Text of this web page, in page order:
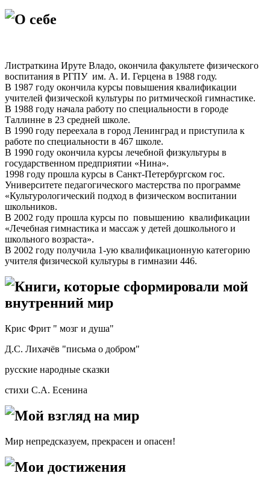
О себе
Листраткина Ируте Владо, окончила факультете физического
воспитания в РГПУ им. А. И. Герцена в 1988 году.
В 1987 году окончила курсы повышения квалификации
учителей физической культуры по ритмической гимнастике.
В 1988 году начала работу по специальности в городе
Таллинне в 23 средней школе.
В 1990 году переехала в город Ленинград и приступила к
работе по специальности в 467 школе.
В 1990 году окончила курсы лечебной физкультуры в
государственном предприятии «Нина».
1998 году прошла курсы в Санкт-Петербургском гос.
Университете педагогического мастерства по программе
«Культурологический подход в физическом воспитании
школьников.
В 2002 году прошла курсы по повышению квалификации
«Лечебная гимнастика и массаж у детей дошкольного и
школьного возраста».
В 2002 году получила 1-ую квалификационную категорию
учителя физической культуры в гимназии 446.
Книги, которые сформировали мой
внутренний мир
Крис Фрит " мозг и душа"
Д.С. Лихачёв "письма о добром"
русские народные сказки
стихи С.А. Есенина
Мой взгляд на мир
Мир непредсказуем, прекрасен и опасен!
Мои достижения